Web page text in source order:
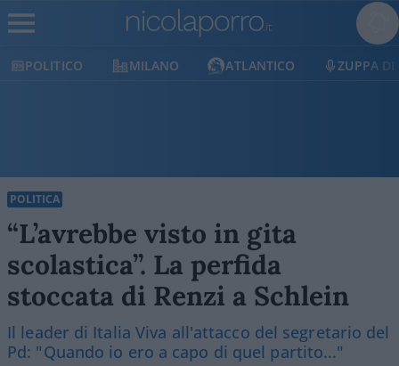
POLITICO MILANO ATLANTICO ZUPPA DI
POLITICA
“L’avrebbe visto in gita
scolastica”. La perfida
stoccata di Renzi a Schlein
Il leader di Italia Viva all'attacco del segretario del
Pd: "Quando io ero a capo di quel partito..."